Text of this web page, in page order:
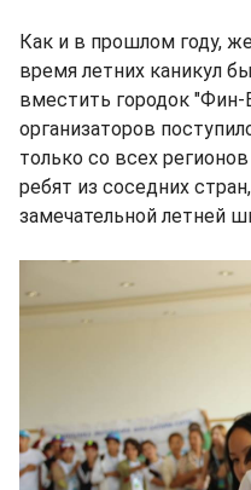
Как и в прошлом году,
время летних каникул
вместить городок
организаторов
только со всех
ребят из соседних
замечательной летней